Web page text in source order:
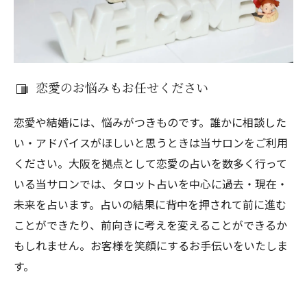
恋愛のお悩みもお任せください
恋愛や結婚には、悩みがつきものです。誰かに相談した
い・アドバイスがほしいと思うときは当サロンをご利用
ください。大阪を拠点として恋愛の占いを数多く行って
いる当サロンでは、タロット占いを中心に過去・現在・
未来を占います。占いの結果に背中を押されて前に進む
ことができたり、前向きに考えを変えることができるか
もしれません。お客様を笑顔にするお手伝いをいたしま
す。